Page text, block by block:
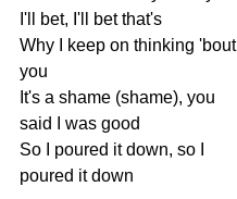
I'll
bet, I'll bet that's
Why
keep on thinking 'bout
you
It's a shame (shame), you
said
was good
So
poured it down, so
poured it down